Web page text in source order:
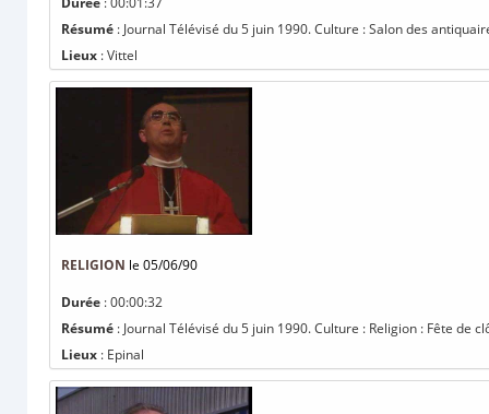
Résumé : Journal Télévisé du 5 juin 1990. Culture : Salon des
Lieux : Vittel
RELIGION le 05/06/90
Durée : 00:00:32
Résumé : Journal Télévisé du 5 juin 1990. Culture : Religion : Fête de
Lieux : Epinal